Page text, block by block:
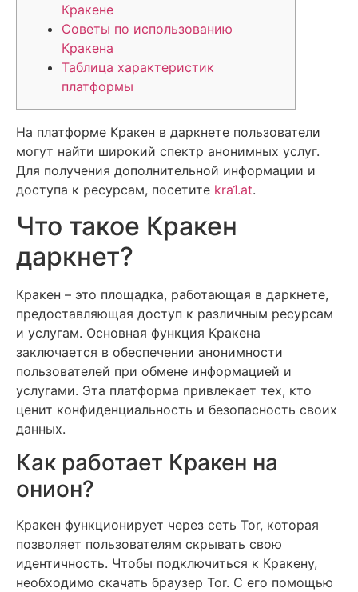
Кракене
Советы по использованию
Кракена
Таблица характеристик
платформы
На платформе Кракен в даркнете пользователи
могут найти широкий спектр анонимных услуг.
Для получения дополнительной информации и
доступа к ресурсам, посетите kra1.at.
Что такое Кракен
даркнет?
Кракен – это площадка, работающая в даркнете,
предоставляющая доступ к различным ресурсам
и услугам. Основная функция Кракена
заключается в обеспечении анонимности
пользователей при обмене информацией и
услугами. Эта платформа привлекает тех, кто
ценит конфиденциальность и безопасность своих
данных.
Как работает Кракен на
онион?
Кракен функционирует через сеть Tor, которая
позволяет пользователям скрывать свою
идентичность. Чтобы подключиться к Кракену,
необходимо скачать браузер Tor. С его помощью